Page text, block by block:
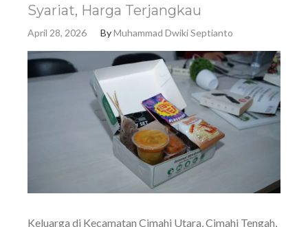
Syariat, Harga Terjangkau
April 28, 2026 ByMuhammad Dwiki Septianto
Keluarga di Kecamatan Cimahi Utara, Cimahi Tengah,